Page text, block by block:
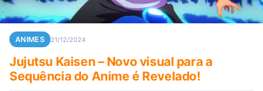
ANIMES 21/12/2024
Jujutsu Kaisen – Novo visual para a
Sequência do Anime é Revelado!